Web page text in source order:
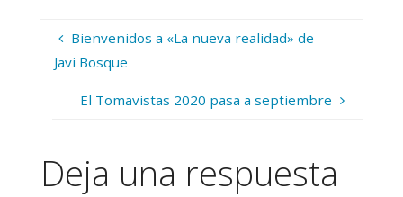
Bienvenidos a «La nueva realidad» de
Javi Bosque
El Tomavistas 2020 pasa a septiembre
Deja una respuesta